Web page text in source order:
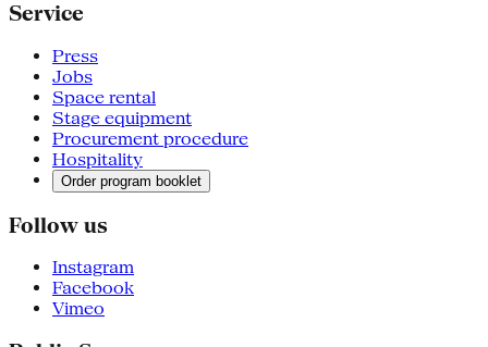
Service
Press
Jobs
Space rental
Stage equipment
Procurement procedure
Hospitality
Order program booklet
Follow us
Instagram
Facebook
Vimeo